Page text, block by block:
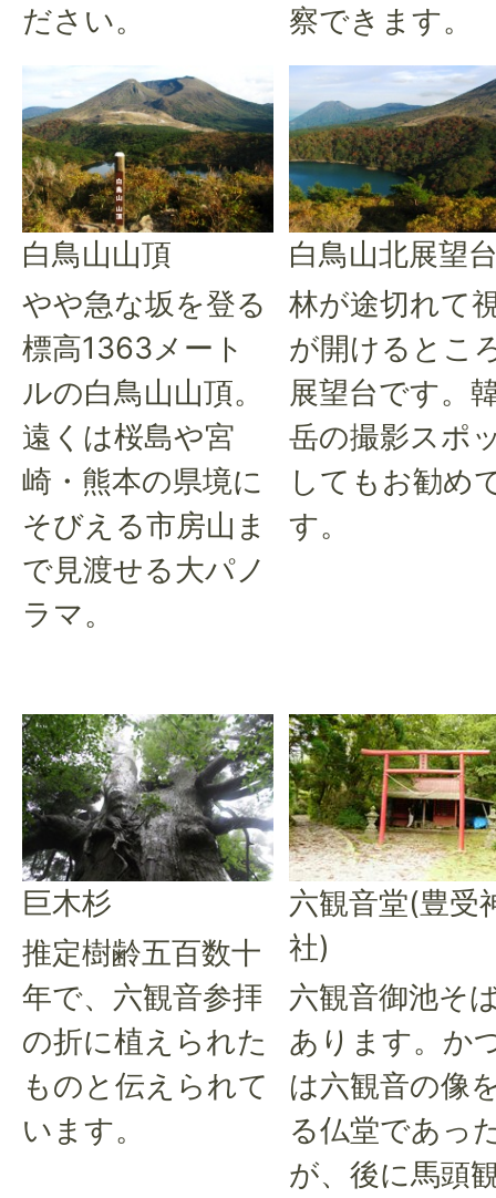
ださい。 察できます。
白鳥山山頂
やや急な坂を登る
標高1363メート
ルの白鳥山山頂。
遠くは桜島や宮
崎・熊本の県境に
そびえる市房山ま
で見渡せる大パノ
ラマ。
白鳥山北展望
林が途切れて
が開けるとこ
展望台です。
岳の撮影スポ
してもお勧め
す。
巨木杉
推定樹齢五百数十
年で、六観音参拝
の折に植えられた
ものと伝えられて
います。
六観音堂(豊受
社)
六観音御池そ
あります。か
は六観音の像
る仏堂であっ
が、後に馬頭